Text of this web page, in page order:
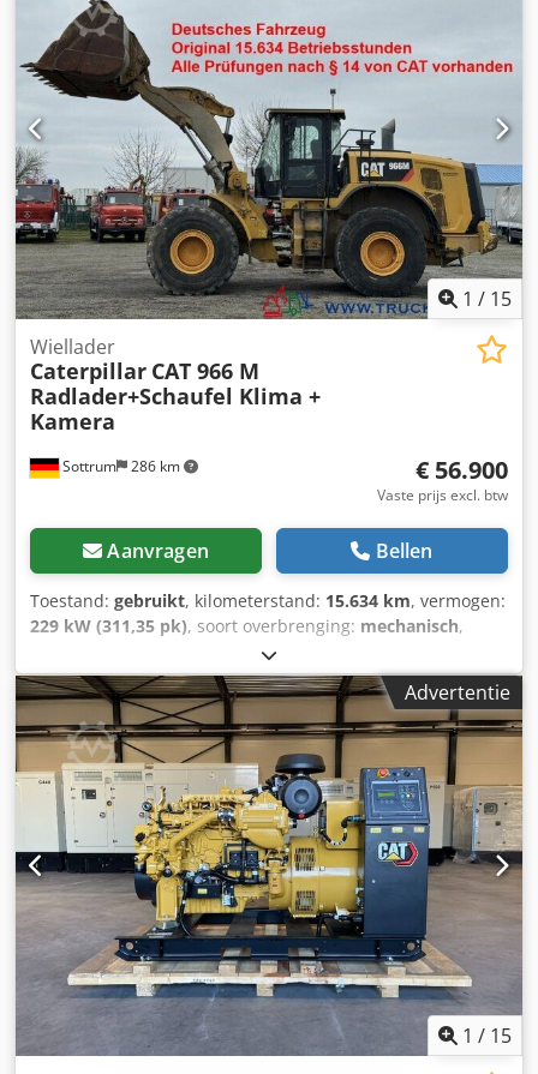
1 / 15
Sottrum 286 km
Wiellader
Caterpillar CAT 966 M
Radlader+Schaufel Klima +
Kamera
€ 56.900
Vaste prijs excl. btw
Aanvragen Bellen
Toestand: gebruikt, kilometerstand: 15.634 km, vermogen:
229 kW (311,35 pk), soort overbrenging: mechanisch,
geel
leeggewicht:23.200 kg, maximaal laadgewicht:15.000 kg,
asconfiguratie:4x4, aantal zitplaatsen:1, eerste registratie:
03/2016, remmen:motorrem, Bouwjaar:2016,
bedrijfsturen:15.634 h, bestuurderscabine: dagcabine
Uitrusting:airconditioning, bekrachtigde besturing,
boordcomputer, cabine, differentieelslot, extra
koplampen, hoofdbeschermer, immobilisatiesysteem,
luchtdrukrem, parkeersensoren, roetfilter, standaard
schep, vierwielaandrijving, * Duits voertuig * Volledige
wiellader-keuring volgens §14 aanwezig * Staat: zie foto's *
Origineel SLECHTS 15.634 bedrijfsuren * Cabine met ROPS-
rolbeveiliging / FOPS-steenslagbescherming * ROPS/FOPS
voldoen aan de eisen van de normen ISO 3471:2008 en ISO
3449:2005 niveau II * Draaicirkel (diameter, tegengewicht)
6.804 mm * Kleine draaicirkel door knikbesturing *
Brandstoftank 302 liter * Assen: vooras met handmatig
Advertentie
1 / 15